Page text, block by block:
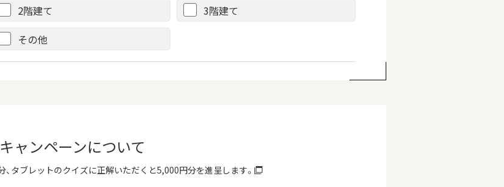
2階建て
3階建て
その他
ャンペーンについて
、タブレットのクイズに正解いただくと5,000円分を進呈します。